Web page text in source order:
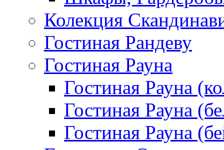
Колекция
Гостиная Рандеву
Гостиная Рауна
Гостиная Рауна
Гостиная Рауна
Гостиная Рауна